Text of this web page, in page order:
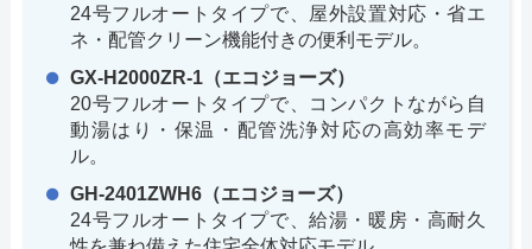
24号フルオートタイプで、屋外設置対応・省エ
ネ・配管クリーン機能付きの便利モデル。
GX-H2000ZR-1（エコジョーズ）
20号フルオートタイプで、コンパクトながら自
動湯はり・保温・配管洗浄対応の高効率モデ
ル。
GH-2401ZWH6（エコジョーズ）
24号フルオートタイプで、給湯・暖房・高耐久